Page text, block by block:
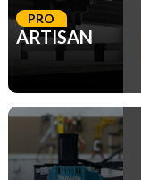
ARTISAN
PRO